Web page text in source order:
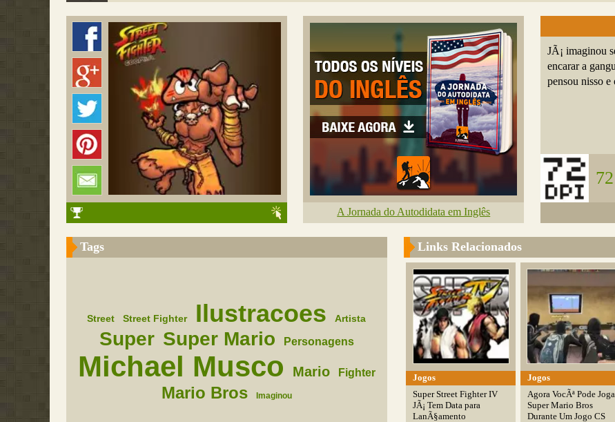
A Jornada do Autodidata em Inglês
JÃ¡ imaginou
encarar a
pensou nisso
Tags
Street Street Fighter Ilustracoes Artista
Super Super Mario Personagens
Michael Musco Mario Fighter
Mario Bros Imaginou
Links Relacionados
Jogos
Super Street Fighter IV
JÃ¡ Tem Data para
LanÃ§amento
Jogos
Agora VocÃª Pode
Super Mario Bros
Durante Um Jogo CS